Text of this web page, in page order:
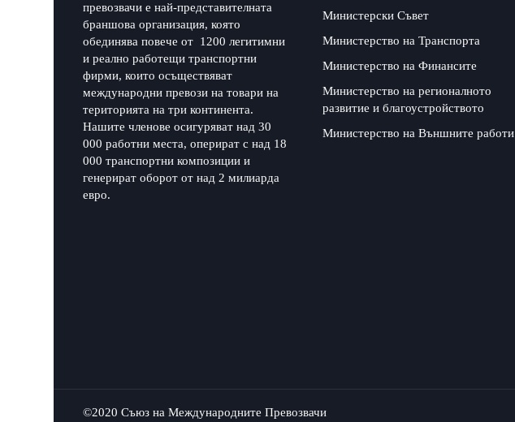
превозвачи е най-представителната
браншова организация, която
обединява повече от 1200 легитимни
и реално работещи транспортни
фирми, които осъществяват
международни превози на товари на
територията на три континента.
Нашите членове осигуряват над 30
000 работни места, оперират с над 18
000 транспортни композиции и
генерират оборот от над 2 милиарда
евро.
Министерски Съвет
Министерство на Транспорта
Министерство на Финансите
Министерство на регионалното
развитие и благоустройството
Министерство на Външните работи
©2020 Съюз на Международните Превозвачи